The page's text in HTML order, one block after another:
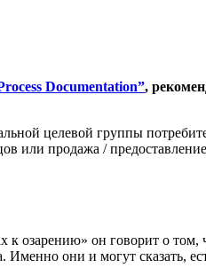
Documentation”,
целевой группы
или продажа /
к озарению» он говорит о том,
они и могут сказать,